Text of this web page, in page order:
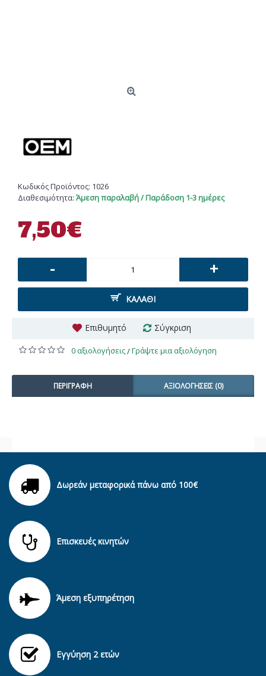
Κωδικός Προϊόντος: 1026
Διαθεσιμότητα: Άμεση παραλαβή / Παράδοση 1-3 ημέρες
7,50€
- +
ΚΑΛΆΘΙ
Επιθυμητό Σύγκριση
0 αξιολογήσεις/Γράψτε μια αξιολόγηση
ΠΕΡΙΓΡΑΦΉ ΑΞΙΟΛΟΓΉΣΕΙΣ (0)
Δωρεάν μεταφορικά πάνω από 100€
Επισκευές κινητών
Άμεση εξυπηρέτηση
Εγγύηση 2 ετών